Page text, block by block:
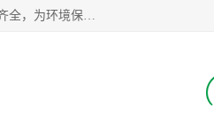
江苏天瑞仪器股份有限公司专业从事光谱、色谱、质谱等分析测试仪器及其软件的研发、生产和销售。产品品种齐全，为环境保护与安全、工业测试与分析及其它领域提供专业解决方案。 为客户提供更加先进的产品和更加满意的服务。